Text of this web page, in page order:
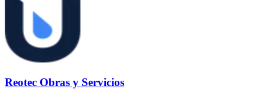
Reotec Obras y Servicios